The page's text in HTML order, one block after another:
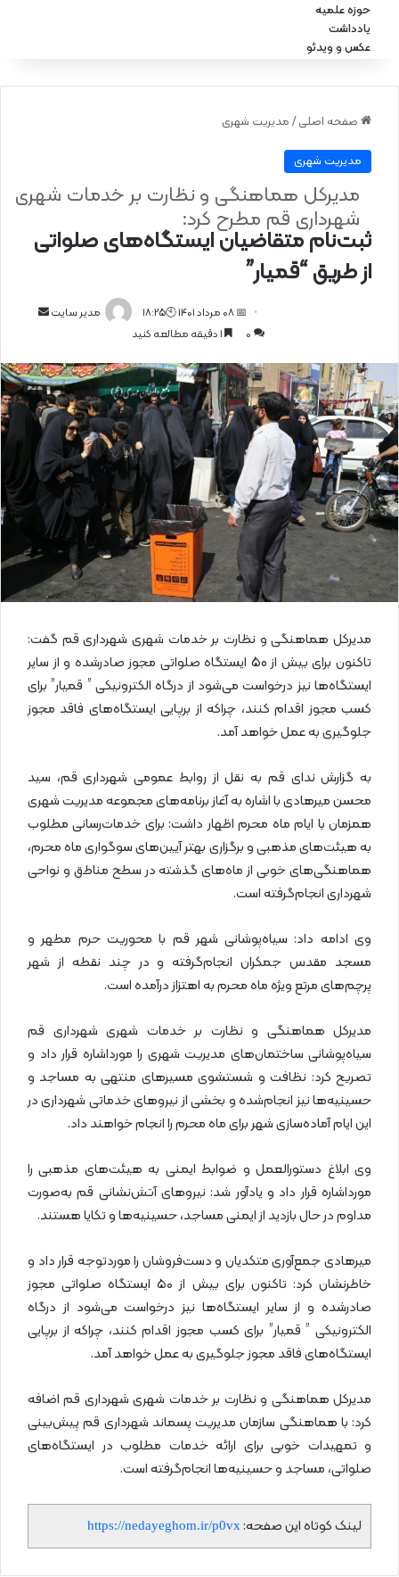
حوزه علمیه
یادداشت
عکس و ویدئو
صفحه اصلی / مدیریت شهری
مدیریت شهری
ثبت‌نام متقاضیان ایستگاه‌های صلواتی
از طریق “قمیار”
مدیرکل هماهنگی و نظارت بر خدمات شهری
شهرداری قم مطرح کرد:
مدیر سایت
ا
ل
ا
ی
ل
📅 08 مرداد 1401 🕙18:25
0
مدیرکل هماهنگی و نظارت بر خدمات شهری شهرداری قم گفت:
تاکنون برای بیش از 50 ایستگاه صلواتی مجوز صادرشده و از سایر
ایستگاه‌ها نیز درخواست می‌شود از درگاه الکترونیکی ” قمیار” برای
کسب مجوز اقدام کنند، چراکه از برپایی ایستگاه‌های فاقد مجوز
جلوگیری به عمل خواهد آمد.
به گزارش ندای قم به نقل از روابط عمومی شهرداری قم، سید
محسن میرهادی با اشاره به آغاز برنامه‌های مجموعه مدیریت شهری
همزمان با ایام ماه محرم اظهار داشت: برای خدمات‌رسانی مطلوب
به هیئت‌های مذهبی و برگزاری بهتر آیین‌های سوگواری ماه محرم،
هماهنگی‌های خوبی از ماه‌های گذشته در سطح مناطق و نواحی
شهرداری انجام‌گرفته است.
وی ادامه داد: سیاه‌پوشانی شهر قم با محوریت حرم مطهر و
مسجد مقدس جمکران انجام‌گرفته و در چند نقطه از شهر
پرچم‌های مرتع ویژه ماه محرم به اهتزاز درآمده است.
مدیرکل هماهنگی و نظارت بر خدمات شهری شهرداری قم
سیاه‌پوشانی ساختمان‌های مدیریت شهری را مورداشاره قرار داد و
تصریح کرد: نظافت و شستشوی مسیرهای منتهی به مساجد و
حسینیه‌ها نیز انجام‌شده و بخشی از نیروهای خدماتی شهرداری در
این ایام آماده‌سازی شهر برای ماه محرم را انجام خواهند داد.
وی ابلاغ دستورالعمل و ضوابط ایمنی به هیئت‌های مذهبی را
مورداشاره قرار داد و یادآور شد: نیروهای آتش‌نشانی قم به‌صورت
مداوم در حال بازدید از ایمنی مساجد، حسینیه‌ها و تکایا هستند.
میرهادی جمع‌آوری متکدیان و دست‌فروشان را موردتوجه قرار داد و
خاطرنشان کرد: تاکنون برای بیش از ۵۰ ایستگاه صلواتی مجوز
صادرشده و از سایر ایستگاه‌ها نیز درخواست می‌شود از درگاه
الکترونیکی ” قمیار” برای کسب مجوز اقدام کنند، چراکه از برپایی
ایستگاه‌های فاقد مجوز جلوگیری به عمل خواهد آمد.
مدیرکل هماهنگی و نظارت بر خدمات شهری شهرداری قم اضافه
کرد: با هماهنگی سازمان مدیریت پسماند شهرداری قم پیش‌بینی
و تمهیدات خوبی برای ارائه خدمات مطلوب در ایستگاه‌های
صلواتی، مساجد و حسینیه‌ها انجام‌گرفته است.
لینک کوتاه این صفحه: https://nedayeghom.ir/p0vx